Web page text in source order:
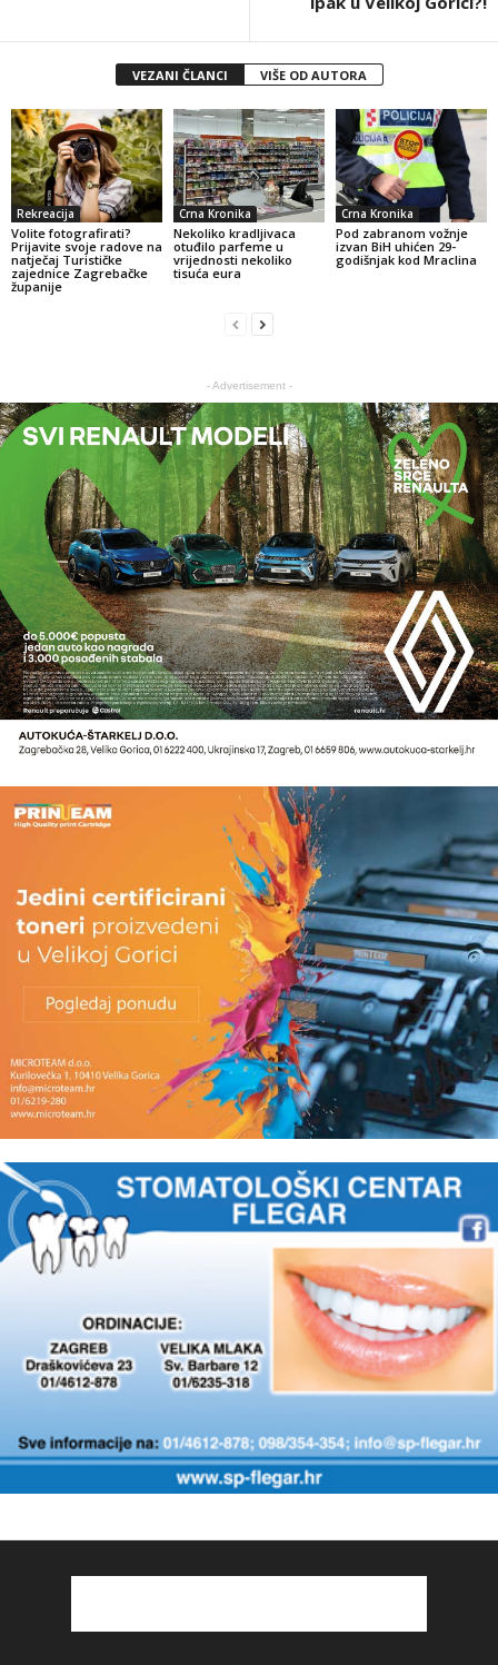
VEZANI ČLANCI VIŠE OD AUTORA
Rekreacija
Volite fotografirati?
Prijavite svoje radove na
natječaj Turističke
zajednice Zagrebačke
županije
Crna Kronika
Nekoliko kradljivaca
otuđilo parfeme u
vrijednosti nekoliko
tisuća eura
Crna Kronika
Pod zabranom vožnje
izvan BiH uhićen 29-
godišnjak kod Mraclina
- Advertisement -